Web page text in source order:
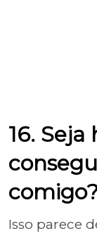
16. Seja
Isso parece